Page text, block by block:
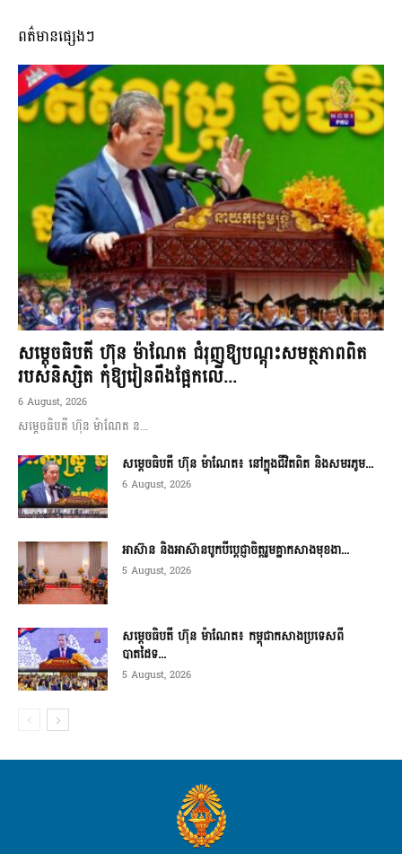
ពត៌មានផ្សេងៗ
សម្តេចធិបតី ហ៊ុន ម៉ាណែត ជំរុញឱ្យបណ្តុះសមត្ថភាពពិត
របស់និស្សិត កុំឱ្យរៀនពឹងផ្អែកលើ...
6 August, 2026
សម្តេចធិបតី ហ៊ុន ម៉ាណែត ន...
សម្តេចធិបតី ហ៊ុន ម៉ាណែត៖ នៅក្នុងជីវិតពិត និងសមរភូម...
6 August, 2026
អាស៊ាន និងអាស៊ានបូកបីប្តេជ្ញាចិត្តរួមគ្នាកសាងមុខងា...
5 August, 2026
សម្ដេចធិបតី ហ៊ុន ម៉ាណែត៖ កម្ពុជាកសាងប្រទេសពី
បាតដៃទ...
5 August, 2026